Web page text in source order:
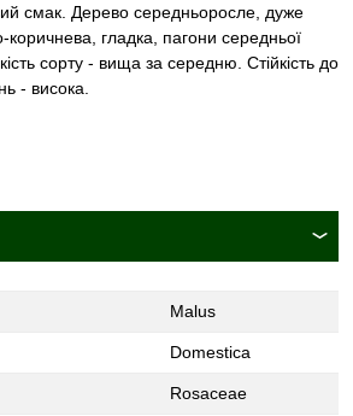
смак. Дерево середньоросле, дуже
гладка, пагони середньої
сорту - вища за середню. Стійкість до
- висока.
Malus
Domestica
Rosaceae